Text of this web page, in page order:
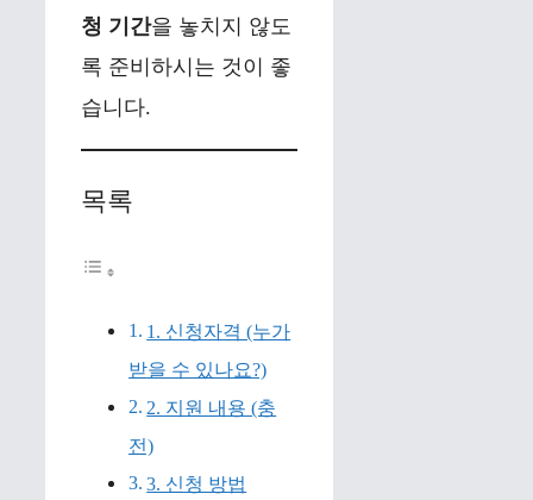
청 기간을 놓치지 않도
록 준비하시는 것이 좋
습니다.
목록
1. 신청자격 (누가
받을 수 있나요?)
2. 지원 내용 (충
전)
3. 신청 방법